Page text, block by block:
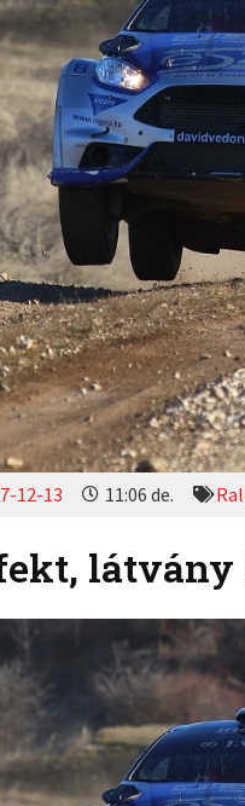
12-13 11:06 de.
látvány